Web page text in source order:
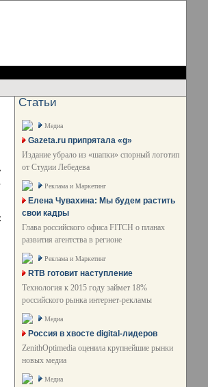
Статьи
Медиа
Gazeta.ru припрятала «g»
Издание убрало из «шапки» спорный логотип
от Студии Лебедева
Реклама и Маркетинг
Елена Чувахина: Мы будем растить
свои кадры
Глава российского офиса FITCH о планах
развития агентства в регионе
Реклама и Маркетинг
RTB готовит наступление
Технология к 2015 году займет 18%
российского рынка интернет-рекламы
Медиа
Россия в хвосте digital-лидеров
ZenithOptimedia оценила крупнейшие рынки
новых медиа
Медиа